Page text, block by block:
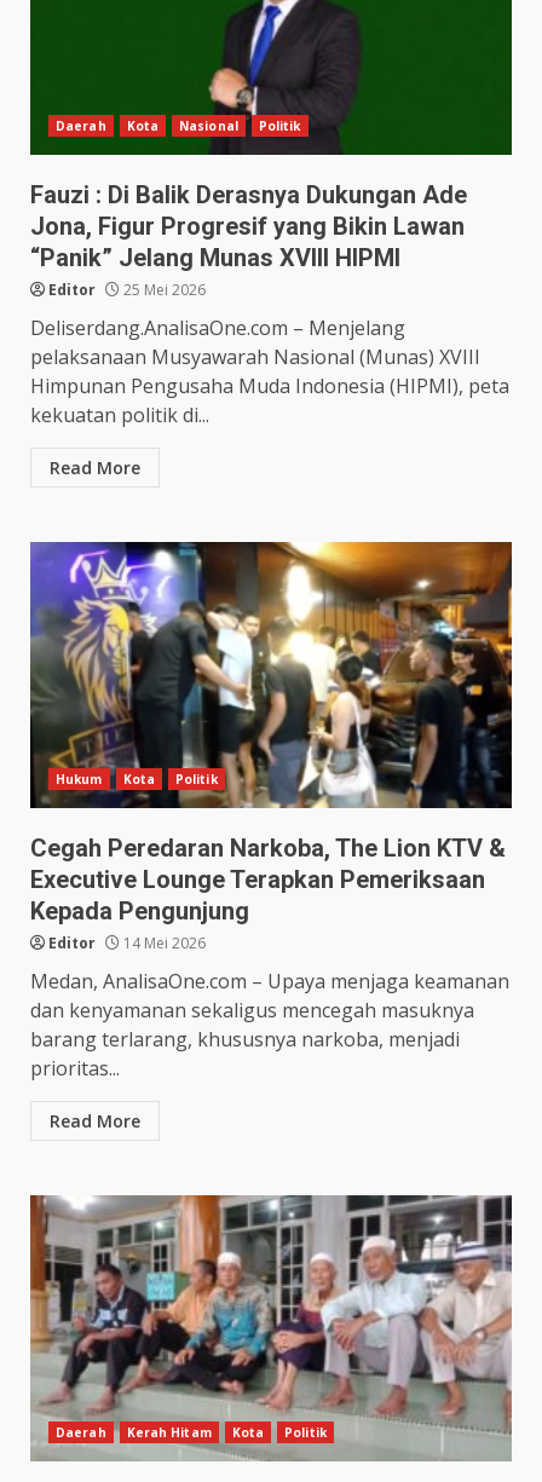
Daerah Kota Nasional Politik
Fauzi : Di Balik Derasnya Dukungan Ade
Jona, Figur Progresif yang Bikin Lawan
“Panik” Jelang Munas XVIII HIPMI
Editor 25 Mei 2026
Deliserdang.AnalisaOne.com – Menjelang
pelaksanaan Musyawarah Nasional (Munas) XVIII
Himpunan Pengusaha Muda Indonesia (HIPMI), peta
kekuatan politik di...
Read More
Hukum Kota Politik
Cegah Peredaran Narkoba, The Lion KTV &
Executive Lounge Terapkan Pemeriksaan
Kepada Pengunjung
Editor 14 Mei 2026
Medan, AnalisaOne.com – Upaya menjaga keamanan
dan kenyamanan sekaligus mencegah masuknya
barang terlarang, khususnya narkoba, menjadi
prioritas...
Read More
Daerah Kerah Hitam Kota Politik